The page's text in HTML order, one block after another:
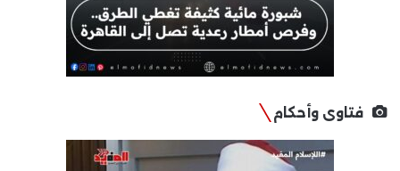
فتاوى وأحكام